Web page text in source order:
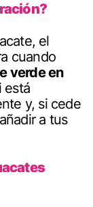
el
cuando
verde en
está
y, si cede
a tus